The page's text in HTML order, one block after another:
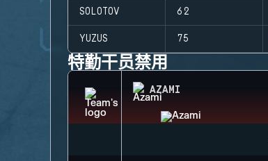
SOLOTOV 62
YUZUS 75
特勤干员禁用
AZAMI